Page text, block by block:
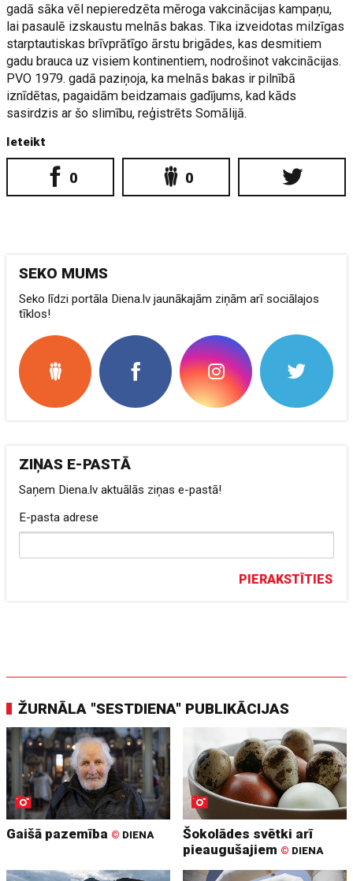
gadā sāka vēl nepieredzēta mēroga vakcinācijas kampaņu,
lai pasaulē izskaustu melnās bakas. Tika izveidotas milzīgas
starptautiskas brīvprātīgo ārstu brigādes, kas desmitiem
gadu brauca uz visiem kontinentiem, nodrošinot vakcinācijas.
PVO 1979. gadā paziņoja, ka melnās bakas ir pilnībā
iznīdētas, pagaidām beidzamais gadījums, kad kāds
sasirdzis ar šo slimību, reģistrēts Somālijā.
Ieteikt
0 0
SEKO MUMS
Seko līdzi portāla Diena.lv jaunākajām ziņām arī sociālajos
tīklos!
ZIŅAS E-PASTĀ
Saņem Diena.lv aktuālās ziņas e-pastā!
E-pasta adrese
PIERAKSTĪTIES
ŽURNĀLA "SESTDIENA" PUBLIKĀCIJAS
Gaišā pazemība © DIENA
Šokolādes svētki arī
pieaugušajiem © DIENA